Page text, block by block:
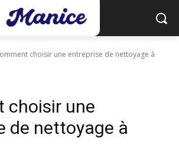
choisir une entreprise de nettoyage à
choisir une
de nettoyage à